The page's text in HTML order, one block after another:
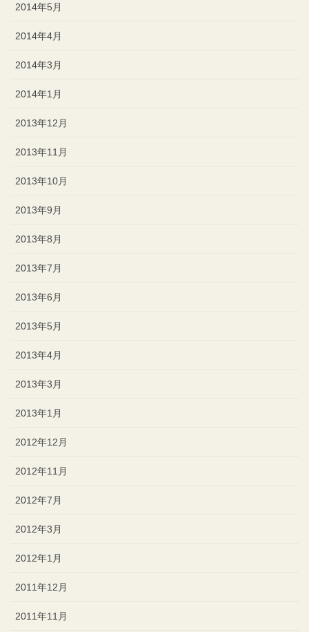
2014年5月
2014年4月
2014年3月
2014年1月
2013年12月
2013年11月
2013年10月
2013年9月
2013年8月
2013年7月
2013年6月
2013年5月
2013年4月
2013年3月
2013年1月
2012年12月
2012年11月
2012年7月
2012年3月
2012年1月
2011年12月
2011年11月